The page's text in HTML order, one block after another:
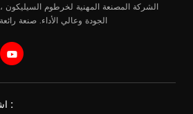
الشركة المصنعة المهنية لخرطوم
الجودة وعالي الأداء. صنعة
اشترك في نشرتنا الإخبارية :